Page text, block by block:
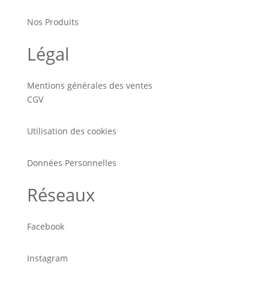
Nos Produits
Légal
Mentions générales des ventes
CGV
Utilisation des cookies
Données Personnelles
Réseaux
Facebook
Instagram